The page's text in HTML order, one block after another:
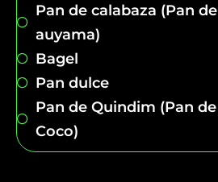
Pan de calabaza (Pan de
auyama)
Bagel
Pan dulce
Pan de Quindim (Pan de
Coco)